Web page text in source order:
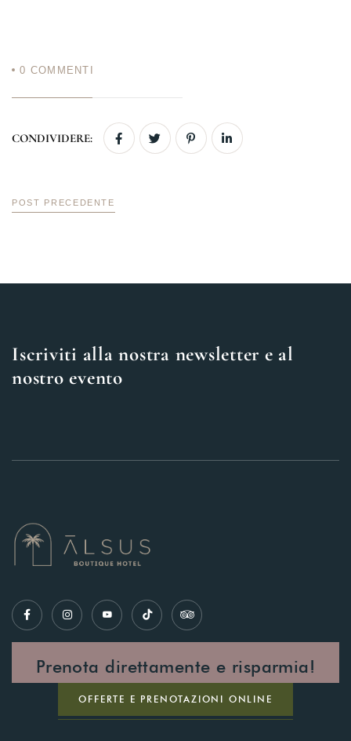
0 COMMENTI
CONDIVIDERE:
POST PRECEDENTE
Iscriviti alla nostra newsletter e al
nostro evento
Prenota direttamente e risparmia!
OFFERTE E PRENOTAZIONI ONLINE